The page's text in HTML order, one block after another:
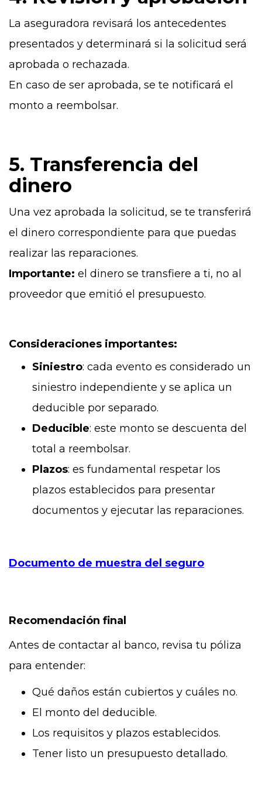
La aseguradora revisará los antecedentes
presentados y determinará si la solicitud será
aprobada o rechazada.
En caso de ser aprobada, se te notificará el
monto a reembolsar.
5. Transferencia del
dinero
Una vez aprobada la solicitud, se te transferirá
el dinero correspondiente para que puedas
realizar las reparaciones.
Importante: el dinero se transfiere a ti, no al
proveedor que emitió el presupuesto.
Consideraciones importantes:
Siniestro: cada evento es considerado un
siniestro independiente y se aplica un
deducible por separado.
Deducible: este monto se descuenta del
total a reembolsar.
Plazos: es fundamental respetar los
plazos establecidos para presentar
documentos y ejecutar las reparaciones.
Documento de muestra del seguro
Recomendación final
Antes de contactar al banco, revisa tu póliza
para entender:
Qué daños están cubiertos y cuáles no.
El monto del deducible.
Los requisitos y plazos establecidos.
Tener listo un presupuesto detallado.